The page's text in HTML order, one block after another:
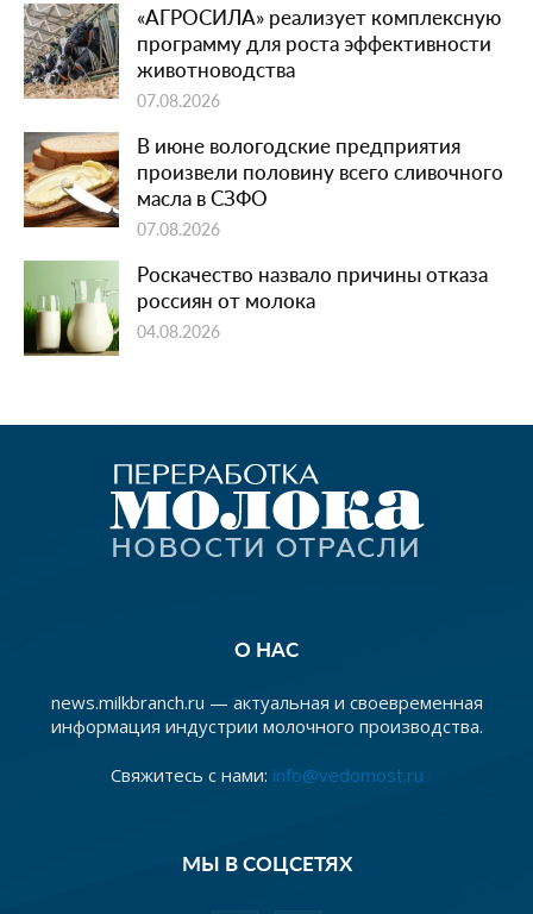
«АГРОСИЛА» реализует комплексную
программу для роста эффективности
животноводства
07.08.2026
В июне вологодские предприятия
произвели половину всего сливочного
масла в СЗФО
07.08.2026
Роскачество назвало причины отказа
россиян от молока
04.08.2026
О НАС
news.milkbranch.ru — актуальная и своевременная
информация индустрии молочного производства.
Свяжитесь с нами: info@vedomost.ru
МЫ В СОЦСЕТЯХ